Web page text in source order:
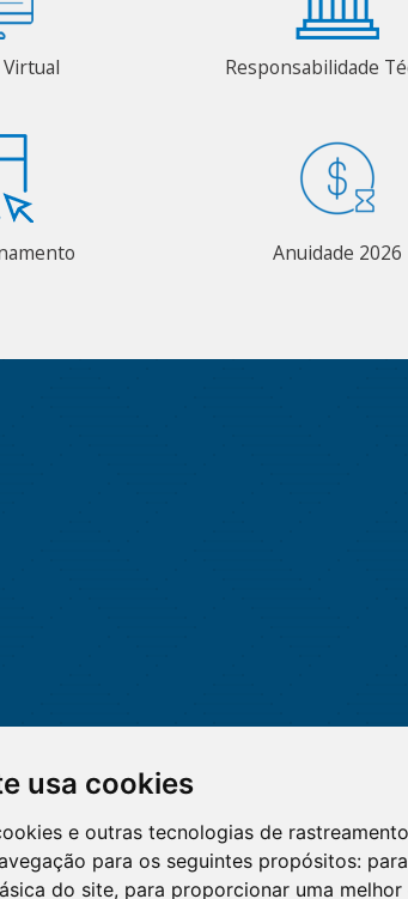
usa cookies
e outras tecnologias de
para os seguintes propósitos:
do site, para proporcionar uma melhor
Responsabilidade
Anuidade 2026